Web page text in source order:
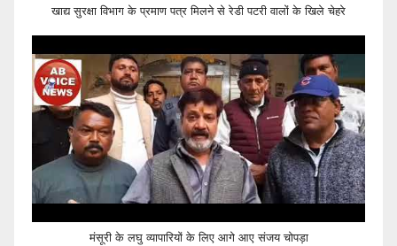
खाद्य सुरक्षा विभाग के प्रमाण पत्र मिलने से रेडी पटरी वालों के खिले चेहरे
मंसूरी के लघु व्यापारियों के लिए आगे आए संजय चोपड़ा